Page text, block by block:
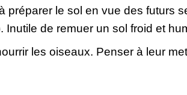
préparer le sol en vue des futurs
Inutile de remuer un sol froid et
les oiseaux. Penser à leur